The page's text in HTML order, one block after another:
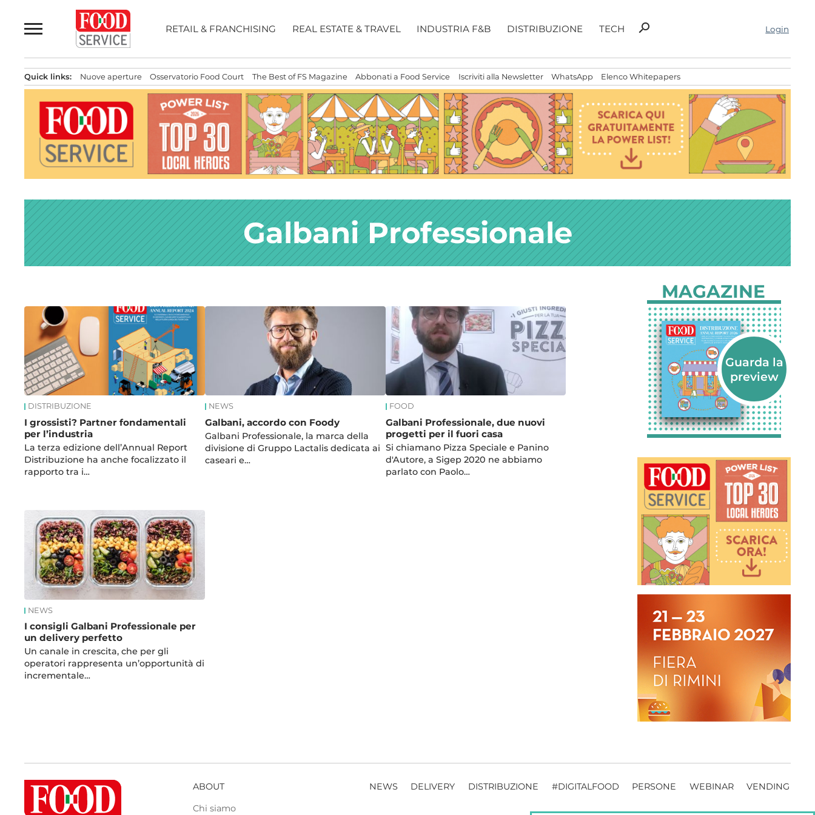
al
contenuto
RETAIL & FRANCHISING REAL ESTATE & TRAVEL INDUSTRIA F&B DISTRIBUZIONE TECH
Ricerca
search Login
Quick links: Nuove aperture Osservatorio Food Court The Best of FS Magazine Abbonati a Food Service Iscriviti alla Newsletter WhatsApp Elenco Whitepapers
Galbani Professionale
News
DISTRIBUZIONE
I grossisti? Partner fondamentali
per l’industria
La terza edizione dell’Annual Report
Distribuzione ha anche focalizzato il
rapporto tra i…
NEWS
Galbani, accordo con Foody
Galbani Professionale, la marca della
divisione di Gruppo Lactalis dedicata ai
caseari e…
FOOD
Galbani Professionale, due nuovi
progetti per il fuori casa
Si chiamano Pizza Speciale e Panino
d'Autore, a Sigep 2020 ne abbiamo
parlato con Paolo…
NEWS
I consigli Galbani Professionale per
un delivery perfetto
Un canale in crescita, che per gli
operatori rappresenta un’opportunità di
incrementale…
MAGAZINE
ABOUT
Chi siamo
NEWS DELIVERY DISTRIBUZIONE #DIGITALFOOD PERSONE WEBINAR VENDING